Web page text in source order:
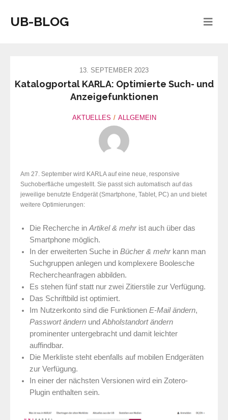
UB-BLOG
13. SEPTEMBER 2023
Katalogportal KARLA: Optimierte Such- und
Anzeigefunktionen
AKTUELLES ALLGEMEIN
Am 27. September wird KARLA auf eine neue, responsive
Suchoberfläche umgestellt. Sie passt sich automatisch auf das
jeweilige benutzte Endgerät (Smartphone, Tablet, PC) an und bietet
weitere Optimierungen:
Die Recherche in Artikel & mehrist auch über das
Smartphone möglich.
In der erweiterten Suche in Bücher & mehrkann man
Suchgruppen anlegen und komplexere Boolesche
Rechercheanfragen abbilden.
Es stehen fünf statt nur zwei Zitierstile zur Verfügung.
Das Schriftbild ist optimiert.
Im Nutzerkonto sind die Funktionen E-Mail ändern,
Passwort ändernund Abholstandort ändern
prominenter untergebracht und damit leichter
auffindbar.
Die Merkliste steht ebenfalls auf mobilen Endgeräten
zur Verfügung.
In einer der nächsten Versionen wird ein Zotero-
Plugin enthalten sein.